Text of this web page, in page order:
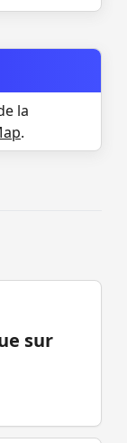
la
.
sur